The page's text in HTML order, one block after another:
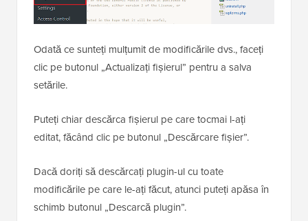
Odată ce sunteți mulțumit de modificările dvs., faceți
clic pe butonul „Actualizați fișierul” pentru a salva
setările.
Puteți chiar descărca fișierul pe care tocmai l-ați
editat, făcând clic pe butonul „Descărcare fișier”.
Dacă doriți să descărcați plugin-ul cu toate
modificările pe care le-ați făcut, atunci puteți apăsa în
schimb butonul „Descarcă plugin”.